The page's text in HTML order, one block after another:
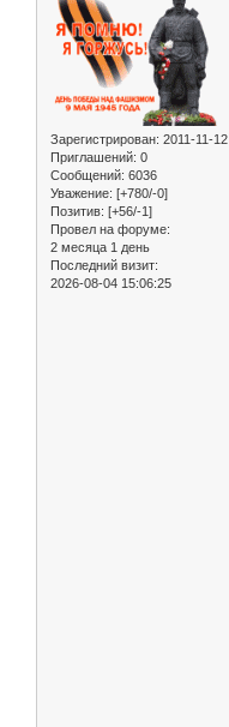
Зарегистрирован: 2011-11-12
Приглашений: 0
Сообщений: 6036
Уважение: [+780/-0]
Позитив: [+56/-1]
Провел на форуме:
2 месяца 1 день
Последний визит:
2026-08-04 15:06:25